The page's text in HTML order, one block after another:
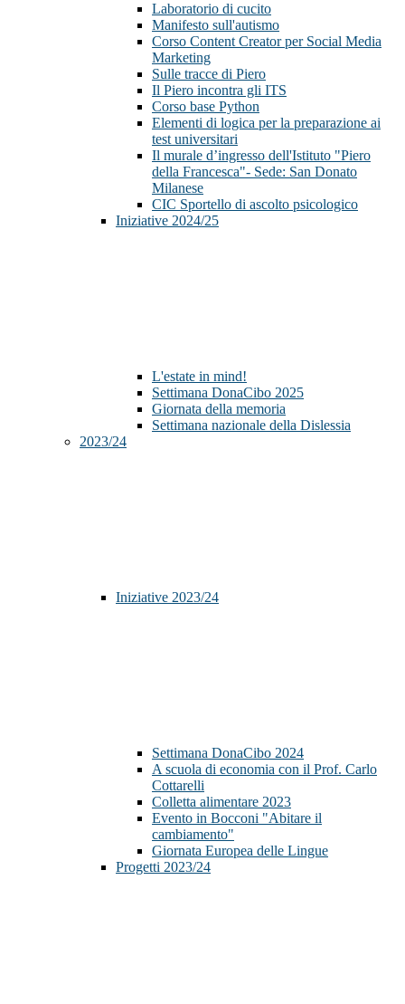
Laboratorio di cucito
Manifesto sull'autismo
Corso Content Creator per Social Media
Marketing
Sulle tracce di Piero
Il Piero incontra gli ITS
Corso base Python
Elementi di logica per la preparazione ai
test universitari
Il murale d’ingresso dell'Istituto "Piero
della Francesca"- Sede: San Donato
Milanese
CIC Sportello di ascolto psicologico
Iniziative 2024/25
L'estate in mind!
Settimana DonaCibo 2025
Giornata della memoria
Settimana nazionale della Dislessia
2023/24
Iniziative 2023/24
Settimana DonaCibo 2024
A scuola di economia con il Prof. Carlo
Cottarelli
Colletta alimentare 2023
Evento in Bocconi "Abitare il
cambiamento"
Giornata Europea delle Lingue
Progetti 2023/24